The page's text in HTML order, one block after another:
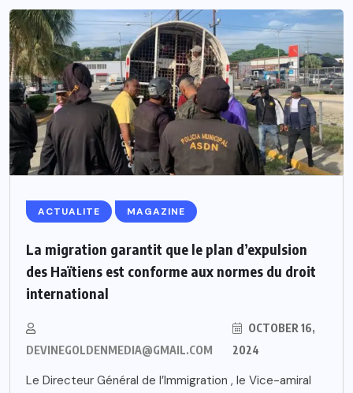
ACTUALITE MAGAZINE
La migration garantit que le plan d’expulsion
des Haïtiens est conforme aux normes du droit
international
DEVINEGOLDENMEDIA@GMAIL.COM
OCTOBER 16,
2024
Le Directeur Général de l’Immigration , le Vice-amiral